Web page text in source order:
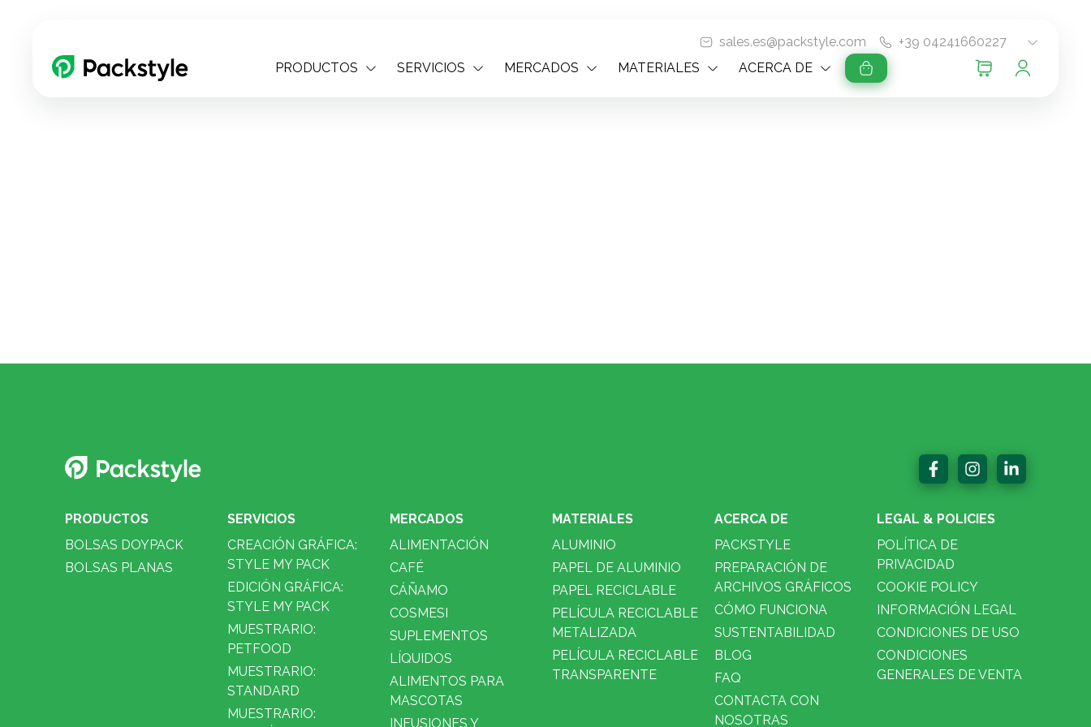
sales.es@packstyle.com
+39 04241660227
PRODUCTOS
SERVICIOS MERCADOS MATERIALES ACERCA DE
PRODUCTOS
BOLSAS DOYPACK
BOLSAS PLANAS
SERVICIOS
CREACIÓN GRÁFICA:
STYLE MY PACK
EDICIÓN GRÁFICA:
STYLE MY PACK
MUESTRARIO:
PETFOOD
MUESTRARIO:
STANDARD
MUESTRARIO:
MERCADOS
ALIMENTACIÓN
CAFÉ
CÁÑAMO
COSMESI
SUPLEMENTOS
LÍQUIDOS
ALIMENTOS PARA
MASCOTAS
INFUSIONES Y
MATERIALES
ALUMINIO
PAPEL DE ALUMINIO
PAPEL RECICLABLE
PELÍCULA RECICLABLE
METALIZADA
PELÍCULA RECICLABLE
TRANSPARENTE
ACERCA DE
PACKSTYLE
PREPARACIÓN DE
ARCHIVOS GRÁFICOS
CÓMO FUNCIONA
SUSTENTABILIDAD
BLOG
FAQ
CONTACTA CON
NOSOTRAS
LEGAL & POLICIES
POLÍTICA DE
PRIVACIDAD
COOKIE POLICY
INFORMACIÓN LEGAL
CONDICIONES DE USO
CONDICIONES
GENERALES DE VENTA